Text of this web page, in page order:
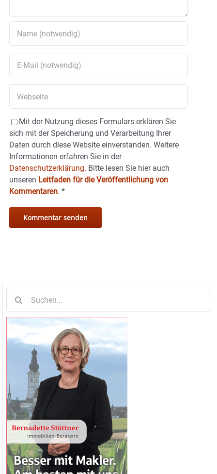
Mit der Nutzung dieses Formulars erklären Sie
sich mit der Speicherung und Verarbeitung Ihrer
Daten durch diese Website einverstanden. Weitere
Informationen erfahren Sie in der
Datenschutzerklärung. Bitte lesen Sie hier auch
unseren Leitfaden für die Veröffentlichung von
Kommentaren. *
nach: